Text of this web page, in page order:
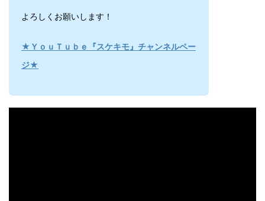
よろしくお願いします！
★ＹｏｕＴｕｂｅ『スケキモ』チャンネルペー
ジ★